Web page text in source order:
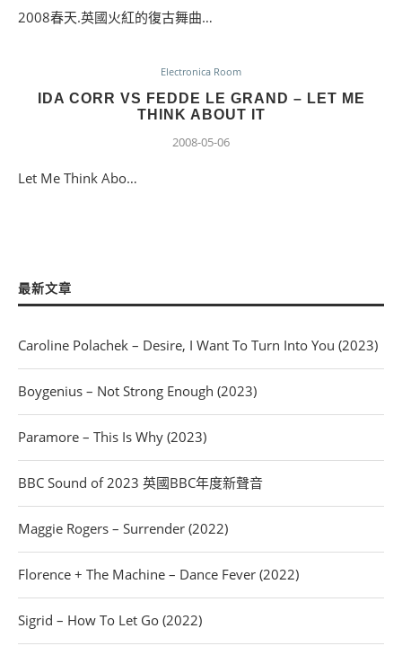
2008春天.英國火紅的復古舞曲…
Electronica Room
IDA CORR VS FEDDE LE GRAND – LET ME
THINK ABOUT IT
2008-05-06
Let Me Think Abo…
最新文章
Caroline Polachek – Desire, I Want To Turn Into You (2023)
Boygenius – Not Strong Enough (2023)
Paramore – This Is Why (2023)
BBC Sound of 2023 英國BBC年度新聲音
Maggie Rogers – Surrender (2022)
Florence + The Machine – Dance Fever (2022)
Sigrid – How To Let Go (2022)